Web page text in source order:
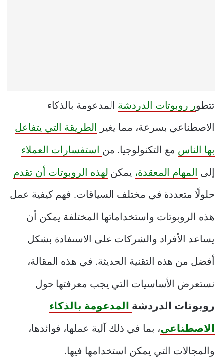
تتطور روبوتات الدردشة المدعومة بالذكاء
الاصطناعي بسرعة، مما يغير الطريقة التي يتفاعل
بها الناس مع التكنولوجيا. من استفسارات العملاء
إلى المهام المعقدة، يمكن لهذه الروبوتات أن تقدم
حلولًا متعددة في مختلف السياقات. فهم كيفية عمل
هذه الروبوتات واستخداماتها المختلفة يمكن أن
يساعد الأفراد والشركات على الاستفادة بشكل
أفضل من هذه التقنية الحديثة. في هذه المقالة،
نستعرض الأساسيات التي يجب معرفتها حول
روبوتات الدردشة المدعومة بالذكاء
الاصطناعي، بما في ذلك آلية عملها، فوائدها،
والمجالات التي يمكن استخدامها فيها.